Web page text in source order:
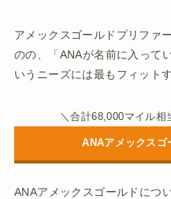
アメックスゴールドプリファ
のの、「ANAが名前に入って
いうニーズには最もフィット
＼合計68,000マイル相
ANAアメックスゴ
ANAアメックスゴールドにつ